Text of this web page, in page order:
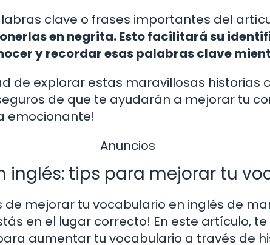
clave o frases importantes del
en negrita. Esto facilitará su
y recordar esas palabras clave
de explorar estas maravillosas historias
de que te ayudarán a mejorar tu
emocionante!
Anuncios
inglés: tips para mejorar tu
de mejorar tu vocabulario en inglés de
en el lugar correcto! En este artículo,
aumentar tu vocabulario a través de